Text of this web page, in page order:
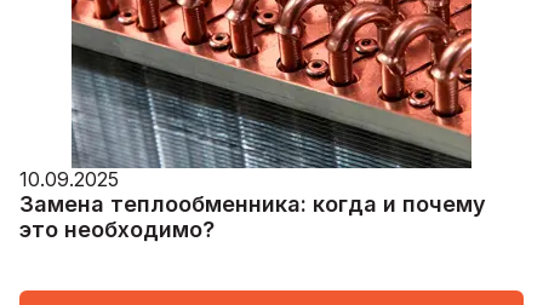
10.09.2025
Замена теплообменника: когда и почему
это необходимо?